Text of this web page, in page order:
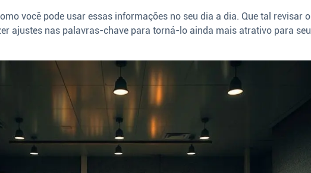
você pode usar essas informações no seu dia a dia. Que tal revisar o
ajustes nas palavras-chave para torná-lo ainda mais atrativo para seu